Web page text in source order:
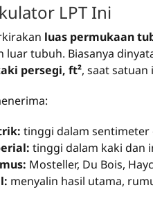
LPT Ini
luas permukaan
luar tubuh. Biasanya
persegi, ft², saat
tinggi dalam
tinggi dalam kaki dan
Mosteller, Du Bois,
menyalin hasil utama,